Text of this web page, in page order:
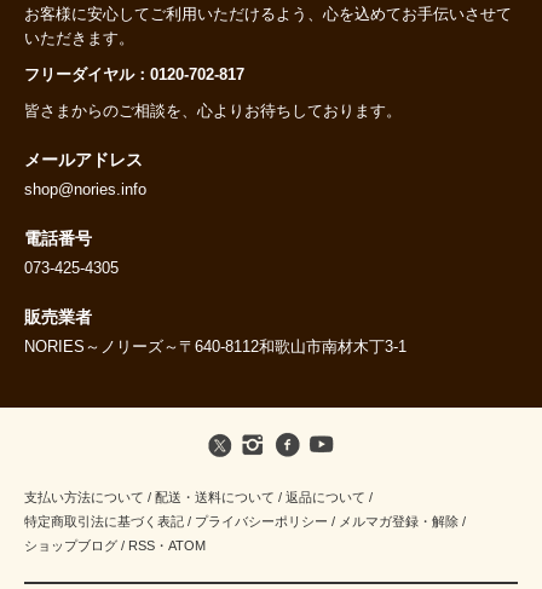
お客様に安心してご利用いただけるよう、心を込めてお手伝いさせて
いただきます。
フリーダイヤル：0120-702-817
皆さまからのご相談を、心よりお待ちしております。
メールアドレス
shop@nories.info
電話番号
073-425-4305
販売業者
NORIES～ノリーズ～〒640-8112和歌山市南材木丁3-1
支払い方法について / 配送・送料について / 返品について /
特定商取引法に基づく表記 / プライバシーポリシー / メルマガ登録・解除 /
ショップブログ / RSS ・ ATOM